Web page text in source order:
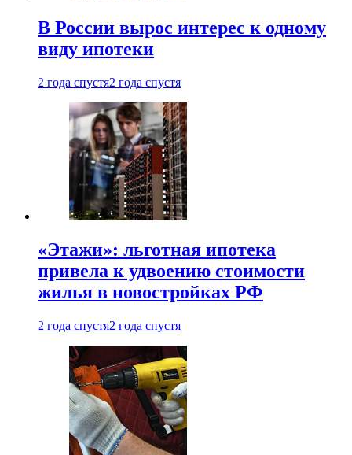
В России вырос интерес к одному
виду ипотеки
2 года спустя2 года спустя
«Этажи»: льготная ипотека
привела к удвоению стоимости
жилья в новостройках РФ
2 года спустя2 года спустя